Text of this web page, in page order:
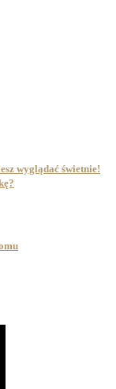
wyglądać świetnie!